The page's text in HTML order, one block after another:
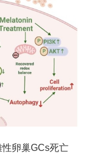
卵巢GCs死亡